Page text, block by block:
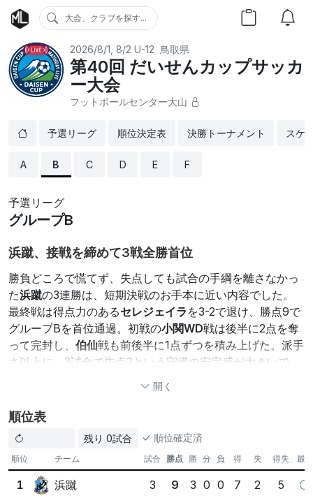
大会、クラブを探す...
2026/8/1, 8/2 U-12 鳥取県
第40回 だいせんカップサッカ
ー大会
フットボールセンター大山
予選リーグ 順位決定表 決勝トーナメント スケ
A B C D E F
予選リーグ
グループB
浜蹴、接戦を締めて3戦全勝首位
勝負どころで慌てず、失点しても試合の手綱を離さなかっ
た浜蹴の3連勝は、短期決戦のお手本に近い内容でした。
最終戦は得点力のあるセレジェイラ を3-2で退け、勝点9で
グループBを首位通過。初戦の小関WD戦は後半に2点を奪
って完封し、 伯仙戦も前後半に1点ずつを積み上げた。派手
さ以上に、3試合で失点2という守備の安定感が大きいで
セレジェイラ
攻撃力を見せながら、首位決戦での1点差が響いて2位。そ
れでも先制を許した後も食らいついた最終戦は、次の舞台
へ向けた確かな材料でしょう。 伯仙 は最終戦で3-1と勝ち切
り、勝点4で並びながら得失点差で3位。初戦の0-0を含
め、守備の粘りは評価できます。小関WDも厳しい結果と
開く
順位表
残り 0試合 順位確定済
順位 チーム 試合 勝点 勝 分 負 得 失 得失 最
1 浜蹴 3 9 3 0 0 7 2 5